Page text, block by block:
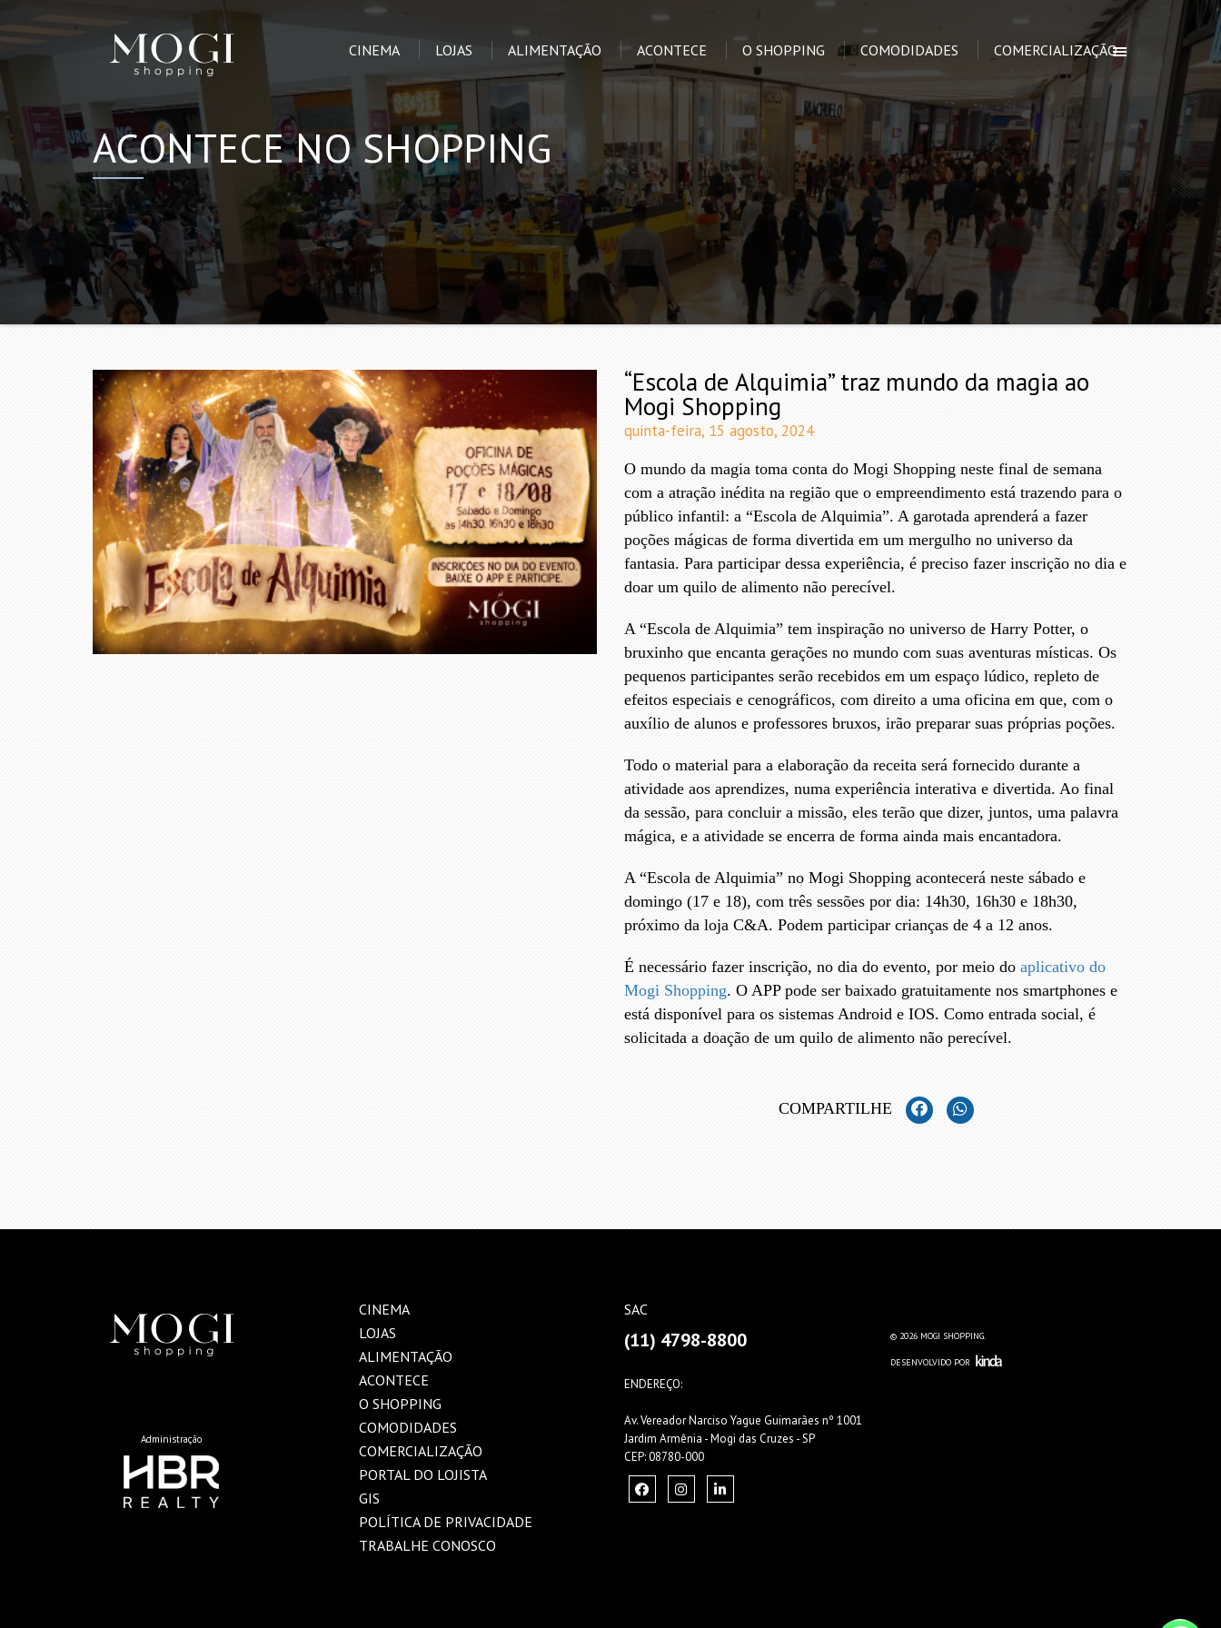
CINEMA LOJAS ALIMENTAÇÃO ACONTECE O SHOPPING COMODIDADES COMERCIALIZAÇÃO
ACONTECE NO SHOPPING
“Escola de Alquimia” traz mundo da magia ao
Mogi Shopping
quinta-feira, 15 agosto, 2024
O mundo da magia toma conta do Mogi Shopping neste final de semana
com a atração inédita na região que o empreendimento está trazendo para o
público infantil: a “Escola de Alquimia”. A garotada aprenderá a fazer
poções mágicas de forma divertida em um mergulho no universo da
fantasia. Para participar dessa experiência, é preciso fazer inscrição no dia e
doar um quilo de alimento não perecível.
A “Escola de Alquimia” tem inspiração no universo de Harry Potter, o
bruxinho que encanta gerações no mundo com suas aventuras místicas. Os
pequenos participantes serão recebidos em um espaço lúdico, repleto de
efeitos especiais e cenográficos, com direito a uma oficina em que, com o
auxílio de alunos e professores bruxos, irão preparar suas próprias poções.
Todo o material para a elaboração da receita será fornecido durante a
atividade aos aprendizes, numa experiência interativa e divertida. Ao final
da sessão, para concluir a missão, eles terão que dizer, juntos, uma palavra
mágica, e a atividade se encerra de forma ainda mais encantadora.
A “Escola de Alquimia” no Mogi Shopping acontecerá neste sábado e
domingo (17 e 18), com três sessões por dia: 14h30, 16h30 e 18h30,
próximo da loja C&A. Podem participar crianças de 4 a 12 anos.
É necessário fazer inscrição, no dia do evento, por meio do aplicativo do
Mogi Shopping. O APP pode ser baixado gratuitamente nos smartphones e
está disponível para os sistemas Android e IOS. Como entrada social, é
solicitada a doação de um quilo de alimento não perecível.
COMPARTILHE
CINEMA
LOJAS
ALIMENTAÇÃO
ACONTECE
O SHOPPING
COMODIDADES
COMERCIALIZAÇÃO
PORTAL DO LOJISTA
GIS
POLÍTICA DE PRIVACIDADE
TRABALHE CONOSCO
SAC
(11) 4798-8800
ENDEREÇO:
Av. Vereador Narciso Yague Guimarães nº 1001
Jardim Armênia - Mogi das Cruzes - SP
CEP: 08780-000
© 2026 MOGI SHOPPING.
DESENVOLVIDO POR
Administração